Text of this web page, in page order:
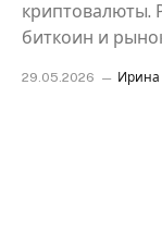
криптовалюты.
биткоин и
29.05.2026 Ирина